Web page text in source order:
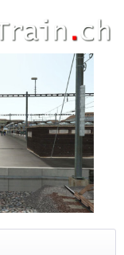
Stadler Flirt 3